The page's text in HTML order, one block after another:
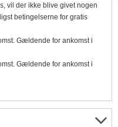
vil der ikke blive givet nogen
betingelserne for gratis
Gældende for ankomst i
Gældende for ankomst i